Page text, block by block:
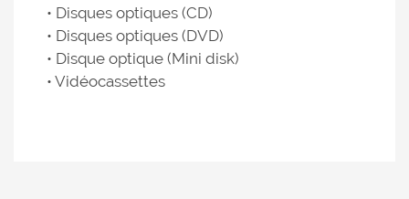
• Disques optiques (CD)
• Disques optiques (DVD)
• Disque optique (Mini disk)
• Vidéocassettes